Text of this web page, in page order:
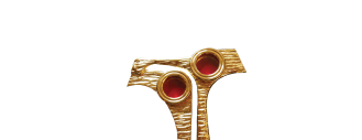
53,00 zł
Cena regularna: